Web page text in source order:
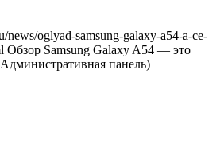
news/oglyad-samsung-galaxy-a54-a-ce-
Обзор Samsung Galaxy A54 — это
панель)